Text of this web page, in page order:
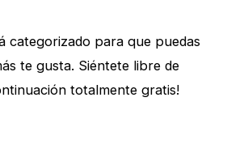
categorizado para que puedas
te gusta. Siéntete libre de
totalmente gratis!